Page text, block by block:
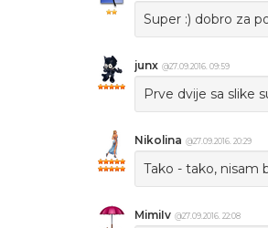
Super :) dobro za
junx @27.09.2016. 09:59
Prve dvije sa slike
Nikolina @27.09.2016. 20:29
Tako - tako, nisam
MimiIv @27.09.2016. 22:08